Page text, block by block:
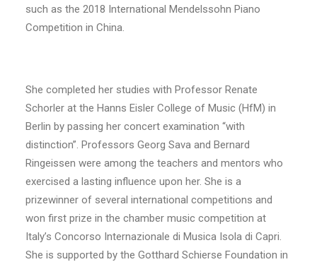
such as the 2018 International Mendelssohn Piano
Competition in China.
She completed her studies with Professor Renate
Schorler at the Hanns Eisler College of Music (HfM) in
Berlin by passing her concert examination “with
distinction”. Professors Georg Sava and Bernard
Ringeissen were among the teachers and mentors who
exercised a lasting influence upon her. She is a
prizewinner of several international competitions and
won first prize in the chamber music competition at
Italy’s Concorso Internazionale di Musica Isola di Capri.
She is supported by the Gotthard Schierse Foundation in